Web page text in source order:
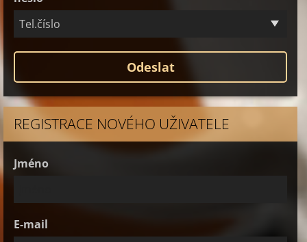
Tel.číslo
REGISTRACE NOVÉHO UŽIVATELE
Jméno
E-mail